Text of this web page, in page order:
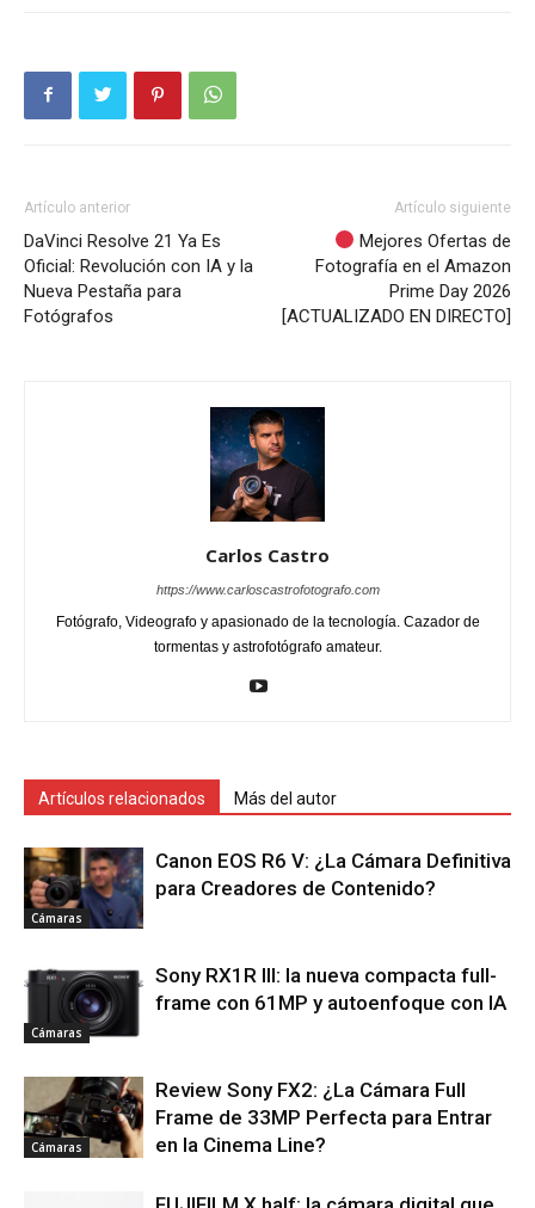
Artículo anterior
DaVinci Resolve 21 Ya Es
Oficial: Revolución con IA y la
Nueva Pestaña para
Fotógrafos
Artículo siguiente
Mejores Ofertas de
Fotografía en el Amazon
Prime Day 2026
[ACTUALIZADO EN DIRECTO]
Carlos Castro
https://www.carloscastrofotografo.com
Fotógrafo, Videografo y apasionado de la tecnología. Cazador de
tormentas y astrofotógrafo amateur.
Artículos relacionados Más del autor
Cámaras
Canon EOS R6 V: ¿La Cámara Definitiva
para Creadores de Contenido?
Cámaras
Sony RX1R III: la nueva compacta full-
frame con 61MP y autoenfoque con IA
Cámaras
Review Sony FX2: ¿La Cámara Full
Frame de 33MP Perfecta para Entrar
en la Cinema Line?